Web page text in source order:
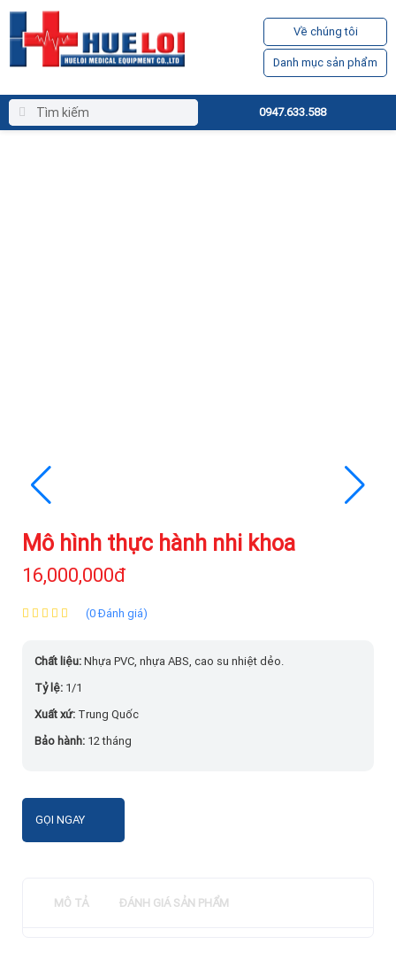
Về chúng tôi
Danh mục sản phẩm
0947.633.588
Mô hình thực hành nhi khoa
16,000,000đ
(0 Đánh giá)
Chất liệu:Nhựa PVC, nhựa ABS, cao su nhiệt dẻo.
Tỷ lệ: 1/1
Xuất xứ: Trung Quốc
Bảo hành: 12 tháng
GỌI NGAY
MÔ TẢ ĐÁNH GIÁ SẢN PHẨM